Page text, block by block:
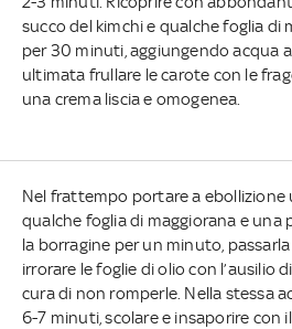
succo del kimchi e qualche foglia di
per 30 minuti, aggiungendo acqua
ultimata frullare le carote con le
una crema liscia e omogenea.
Nel frattempo portare a ebollizione
qualche foglia di maggiorana e una
la borragine per un minuto,
irrorare le foglie di olio con l’ausilio
cura di non romperle. Nella stessa
6-7 minuti, scolare e insaporire con